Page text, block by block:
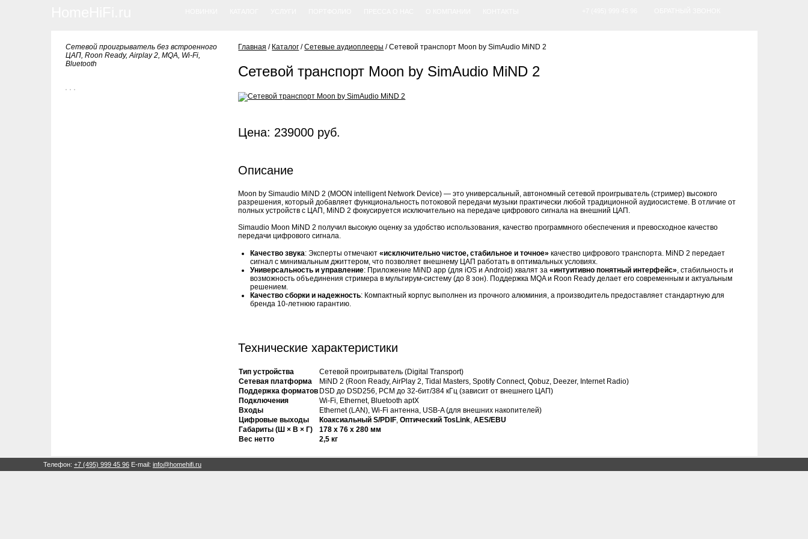
Сетевой проигрыватель без встроенного
ЦАП, Roon Ready, Airplay 2, MQA, Wi-Fi,
Bluetooth
Главная / Каталог /Сетевые аудиоплееры /Сетевой транспорт Moon by SimAudio MiND 2
Сетевой транспорт Moon by SimAudio MiND 2
Цена: 239000 руб.
Описание
Moon by Simaudio MiND 2 (MOON intelligent Network Device) — это универсальный, автономный сетевой проигрыватель (стример) высокого
разрешения, который добавляет функциональность потоковой передачи музыки практически любой традиционной аудиосистеме. В отличие от
полных устройств с ЦАП, MiND 2 фокусируется исключительно на передаче цифрового сигнала на внешний ЦАП.
Simaudio Moon MiND 2 получил высокую оценку за удобство использования, качество программного обеспечения и превосходное качество
передачи цифрового сигнала.
Качество звука: Эксперты отмечают«исключительно чистое, стабильное и точное» качество цифрового транспорта. MiND 2 передает
сигнал с минимальным джиттером, что позволяет внешнему ЦАП работать в оптимальных условиях.
Универсальность и управление: Приложение MiND app (для iOS и Android) хвалят за«интуитивно понятный интерфейс», стабильность и
возможность объединения стримера в мультирум-систему (до 8 зон). Поддержка MQA и Roon Ready делает его современным и актуальным
решением.
Качество сборки и надежность: Компактный корпус выполнен из прочного алюминия, а производитель предоставляет стандартную для
бренда 10-летнюю гарантию.
Технические характеристики
Тип устройства
Сетевой проигрыватель (Digital Transport)
Сетевая платформа
MiND 2 (Roon Ready, AirPlay 2, Tidal Masters, Spotify Connect, Qobuz, Deezer, Internet Radio)
Поддержка форматов DSD до DSD256, PCM до 32-бит/384 кГц (зависит от внешнего ЦАП)
Подключения
Wi-Fi, Ethernet, Bluetooth aptX
Входы
Ethernet (LAN), Wi-Fi антенна, USB-A (для внешних накопителей)
Цифровые выходы
Коаксиальный S/PDIF,Оптический TosLink,AES/EBU
Габариты (Ш × В × Г)
178 x 76 x 280 мм
Вес нетто
2,5 кг
Телефон: +7 (495) 999 45 96 E-mail: info@homehifi.ru